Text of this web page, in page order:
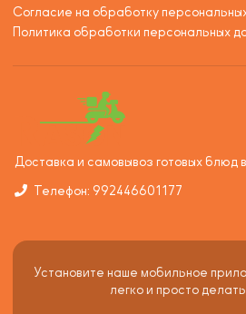
Согласие на обработку
Политика обработки персональных
Доставка и самовывоз готовых блюд
Телефон: 992446601177
Установите наше мобильное
легко и просто